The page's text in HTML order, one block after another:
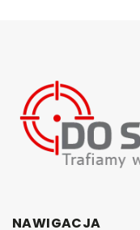
NAWIGACJA